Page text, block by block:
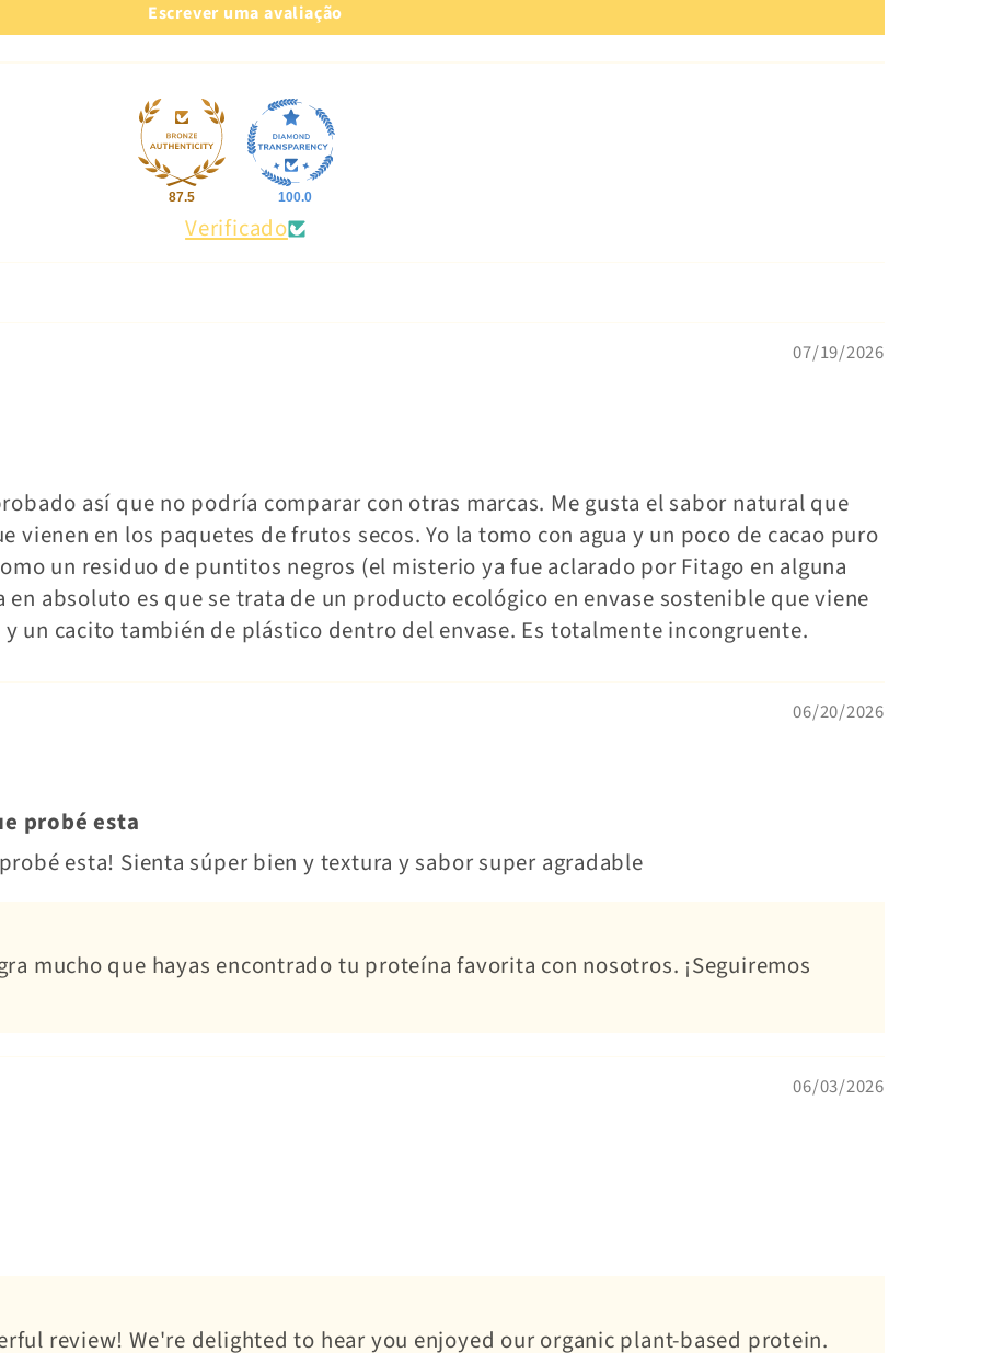
Escrever uma avaliação
87.5 100.0
Verificado
07/19/2026
así que no podría comparar con otras marcas. Me gusta el sabor natural que
vienen en los paquetes de frutos secos. Yo la tomo con agua y un poco de cacao puro
un residuo de puntitos negros (el misterio ya fue aclarado por Fitago en alguna
en absoluto es que se trata de un producto ecológico en envase sostenible que viene
un cacito también de plástico dentro del envase. Es totalmente incongruente.
06/20/2026
probé esta
esta! Sienta súper bien y textura y sabor super agradable
mucho que hayas encontrado tu proteína favorita con nosotros. ¡Seguiremos
06/03/2026
review! We're delighted to hear you enjoyed our organic plant-based protein.